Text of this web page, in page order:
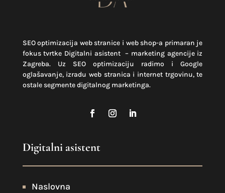
SEO optimizacija web stranice i web shop-a primaran je
fokus tvrtke Digitalni asistent – marketing agencije iz
Zagreba. Uz SEO optimizaciju radimo i Google
oglašavanje, izradu web stranica i internet trgovinu, te
ostale segmente digitalnog marketinga.
Digitalni asistent
Naslovna